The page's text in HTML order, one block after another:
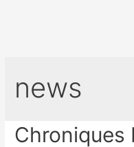
news
Chroniques